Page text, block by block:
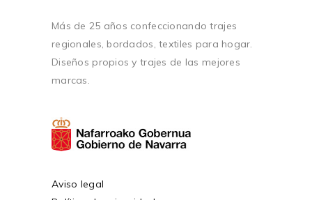
Más de 25 años confeccionando trajes
regionales, bordados, textiles para hogar.
Diseños propios y trajes de las mejores
marcas.
Aviso legal